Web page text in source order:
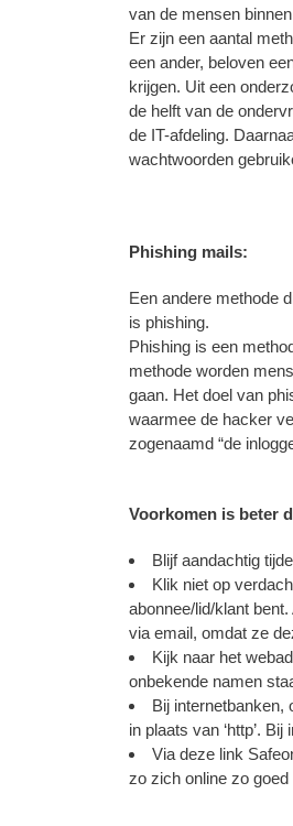
van de mensen
Er zijn een aantal
een ander, beloven
krijgen. Uit een
de helft van de
de IT-afdeling.
wachtwoorden
Phishing mails:
Een andere methode
is phishing.
Phishing is een
methode worden
gaan. Het doel van
waarmee de hacker
zogenaamd “de
Voorkomen is beter
Blijf aandachtig
Klik niet op
abonnee/lid/klant
via email, omdat ze
Kijk naar het
onbekende namen
Bij internetbanken,
in plaats van ‘http’.
Via deze link
zo zich online zo